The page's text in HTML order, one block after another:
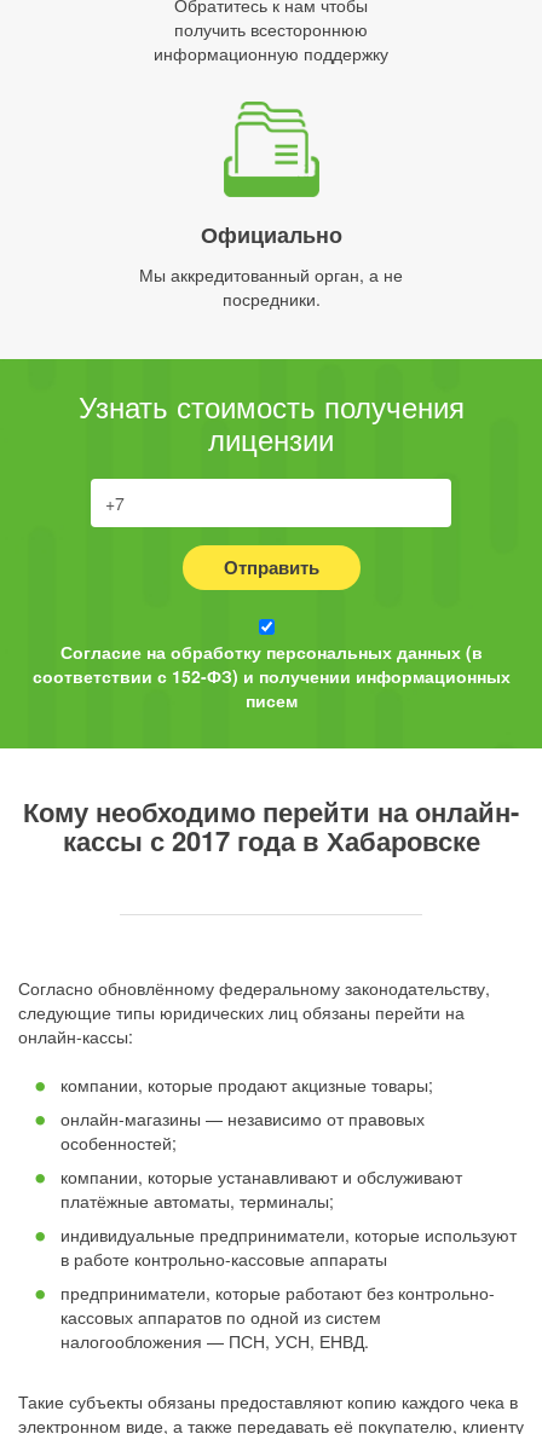
Обратитесь к нам чтобы
получить всестороннюю
информационную поддержку
Официально
Мы аккредитованный орган, а не
посредники.
Узнать стоимость получения
лицензии
Отправить
Согласие на обработку персональных данных (в
соответствии с 152-ФЗ) и получении информационных
писем
Кому необходимо перейти на онлайн-
кассы с 2017 года в Хабаровске
Согласно обновлённому федеральному законодательству,
следующие типы юридических лиц обязаны перейти на
онлайн-кассы:
компании, которые продают акцизные товары;
онлайн-магазины — независимо от правовых
особенностей;
компании, которые устанавливают и обслуживают
платёжные автоматы, терминалы;
индивидуальные предприниматели, которые используют
в работе контрольно-кассовые аппараты
предприниматели, которые работают без контрольно-
кассовых аппаратов по одной из систем
налогообложения — ПСН, УСН, ЕНВД.
Такие субъекты обязаны предоставляют копию каждого чека в
электронном виде, а также передавать её покупателю, клиенту